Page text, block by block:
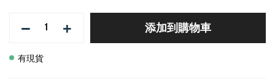
− + 添加到購物車
有現貨